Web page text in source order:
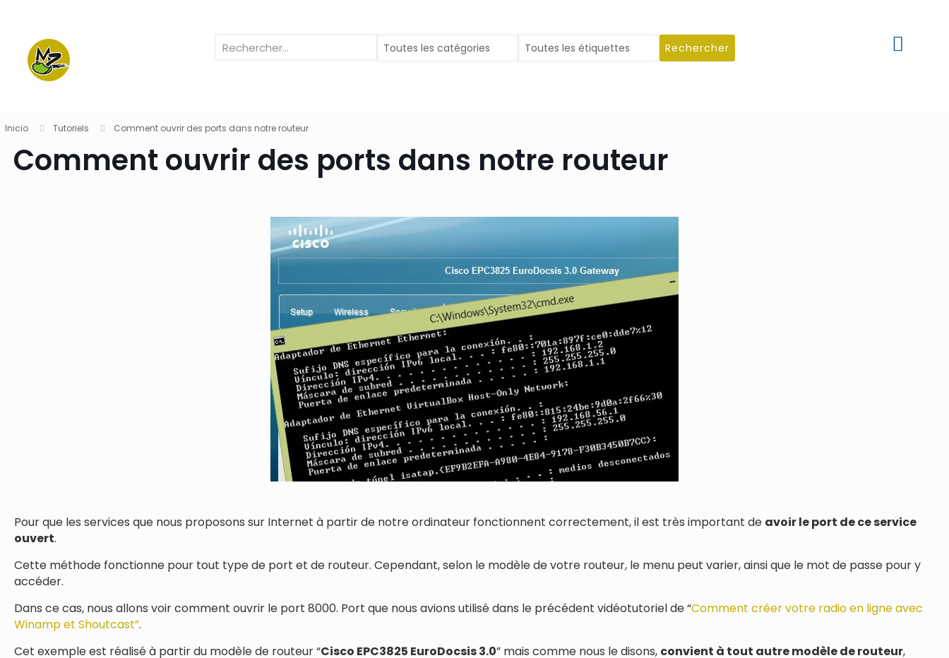
Inicio Tutoriels Comment ouvrir des ports dans notre routeur
Rechercher
Comment ouvrir des ports dans notre routeur
Pour que les services que nous proposons sur Internet à partir de notre ordinateur fonctionnent correctement, il est très important de avoir le port de ce service
ouvert.
Cette méthode fonctionne pour tout type de port et de routeur. Cependant, selon le modèle de votre routeur, le menu peut varier, ainsi que le mot de passe pour y
accéder.
Dans ce cas, nous allons voir comment ouvrir le port 8000. Port que nous avions utilisé dans le précédent vidéotutoriel de “Comment créer votre radio en ligne avec
Winamp et Shoutcast”.
Cet exemple est réalisé à partir du modèle de routeur “Cisco EPC3825 EuroDocsis 3.0” mais comme nous le disons, convient à tout autre modèle de routeur,